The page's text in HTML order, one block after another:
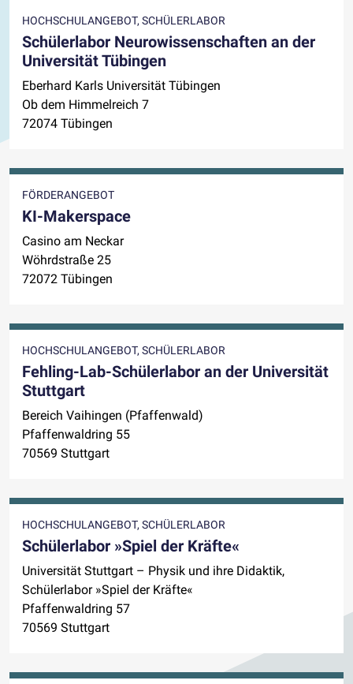
HOCHSCHULANGEBOT, SCHÜLERLABOR
Schülerlabor Neurowissenschaften an der
Universität Tübingen
Eberhard Karls Universität Tübingen
Ob dem Himmelreich 7
72074 Tübingen
FÖRDERANGEBOT
KI-Makerspace
Casino am Neckar
Wöhrdstraße 25
72072 Tübingen
HOCHSCHULANGEBOT, SCHÜLERLABOR
Fehling-Lab-Schülerlabor an der Universität
Stuttgart
Bereich Vaihingen (Pfaffenwald)
Pfaffenwaldring 55
70569 Stuttgart
HOCHSCHULANGEBOT, SCHÜLERLABOR
Schülerlabor »Spiel der Kräfte«
Universität Stuttgart – Physik und ihre Didaktik,
Schülerlabor »Spiel der Kräfte«
Pfaffenwaldring 57
70569 Stuttgart